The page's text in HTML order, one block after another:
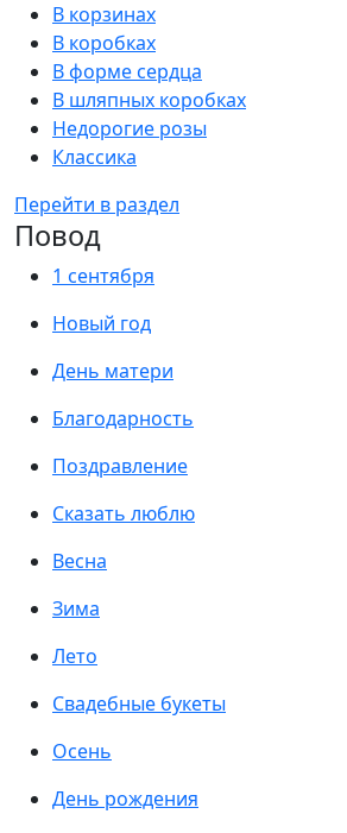
В корзинах
В коробках
В форме сердца
В шляпных коробках
Недорогие розы
Классика
Перейти в раздел
Повод
1 сентября
Новый год
День матери
Благодарность
Поздравление
Сказать люблю
Весна
Зима
Лето
Свадебные букеты
Осень
День рождения